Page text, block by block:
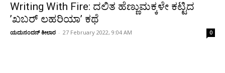
Writing With Fire: ದಲಿತ ಹೆಣ್ಣುಮಕ್ಕಳೇ ಕಟ್ಟಿದ
’ಖಬರ್ ಲಹರಿಯಾ’ ಕಥೆ
ಯದುನಂದನ್ ಕೀಲಾರ - 27 February 2022, 9:04 AM 0